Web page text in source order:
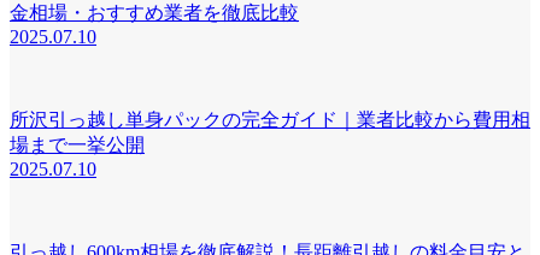
金相場・おすすめ業者を徹底比較
2025.07.10
所沢引っ越し単身パックの完全ガイド｜業者比較から費用相
場まで一挙公開
2025.07.10